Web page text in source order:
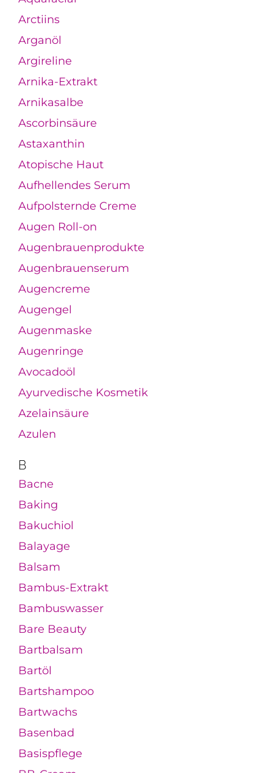
Arctiins
Arganöl
Argireline
Arnika-Extrakt
Arnikasalbe
Ascorbinsäure
Astaxanthin
Atopische Haut
Aufhellendes Serum
Aufpolsternde Creme
Augen Roll-on
Augenbrauenprodukte
Augenbrauenserum
Augencreme
Augengel
Augenmaske
Augenringe
Avocadoöl
Ayurvedische Kosmetik
Azelainsäure
Azulen
B
Bacne
Baking
Bakuchiol
Balayage
Balsam
Bambus-Extrakt
Bambuswasser
Bare Beauty
Bartbalsam
Bartöl
Bartshampoo
Bartwachs
Basenbad
Basispflege